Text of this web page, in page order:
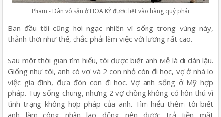
Pham - Dân vô sản ở HOA KỲ được liệt vào hàng quý phái
Ban đầu tôi cũng hơi ngạc nhiên vì sống trong vùng này,
thảnh thơi như thế, chắc phải làm việc với lương rất cao.
Sau một thời gian tìm hiểu, tôi được biết anh Mễ là di dân lậu.
Giống như tôi, anh có vợ và 2 con nhỏ còn đi học, vợ ở nhà lo
việc gia đình, đưa đón con đi học. Vợ anh sống ở Mỹ hợp
pháp. Tuy sống chung, nhưng 2 vợ chồng không có hôn thú vì
tình trạng không hợp pháp của anh. Tìm hiểu thêm tôi biết
anh làm công nhân lao động nên được trả tiền mặt